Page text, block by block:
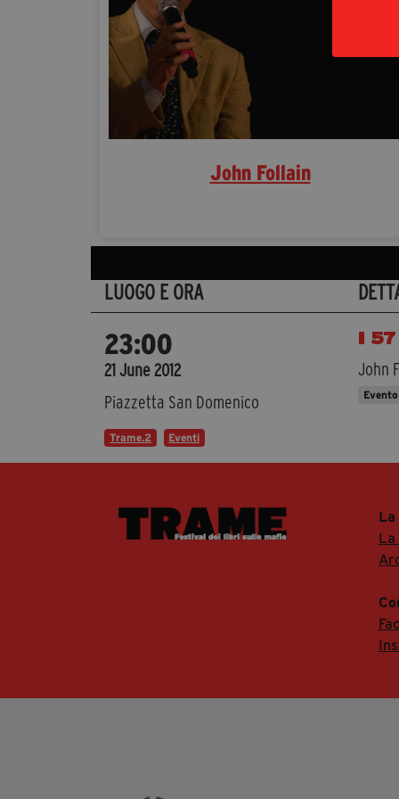
John Follain
LUOGO E ORA
23:00
21 June 2012
Piazzetta San Domenico
Trame.2 Eventi
I
John
Evento
La
La